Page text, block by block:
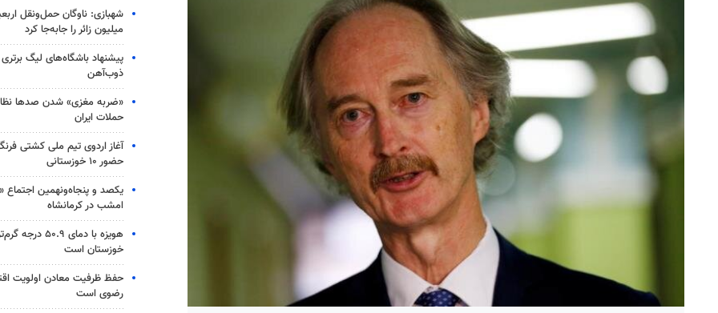
شهبازی: ناوگان حمل‌ونقل
میلیون زائر را جابه‌جا کرد
پیشنهاد باشگاه‌های لیگ
ذوب‌آهن
«ضربه مغزی» شدن صدها
حملات ایران
آغاز اردوی تیم ملی کشتی
حضور ۱۰ خوزستانی
یکصد و پنجاه‌ونهمین اجتماع
امشب در کرمانشاه
هویزه با دمای ۵۰.۹
خوزستان است
حفظ ظرفیت معادن اولویت
رضوی است